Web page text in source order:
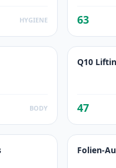
HYGIENE 63
BODY
Q10
47
Folien-